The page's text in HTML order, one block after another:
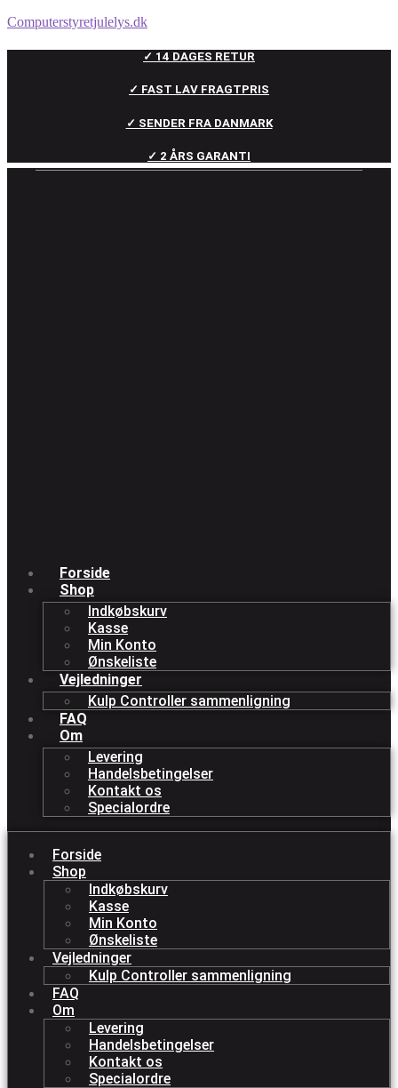
Computerstyretjulelys.dk
✓ 14 DAGES RETUR
✓ FAST LAV FRAGTPRIS
✓ SENDER FRA DANMARK
✓ 2 ÅRS GARANTI
Forside
Shop
Indkøbskurv
Kasse
Min Konto
Ønskeliste
Vejledninger
Kulp Controller sammenligning
FAQ
Om
Levering
Handelsbetingelser
Kontakt os
Specialordre
Forside
Shop
Indkøbskurv
Kasse
Min Konto
Ønskeliste
Vejledninger
Kulp Controller sammenligning
FAQ
Om
Levering
Handelsbetingelser
Kontakt os
Specialordre